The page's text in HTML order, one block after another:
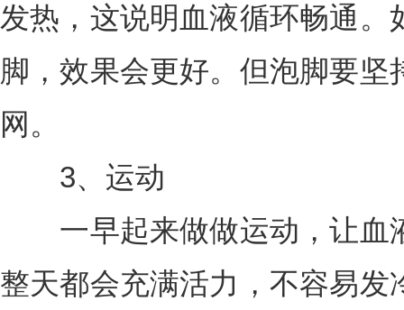
发热，这说明血液循环畅通
脚，效果会更好。但泡脚要
网。
3、运动
一早起来做做运动，让血
整天都会充满活力，不容易